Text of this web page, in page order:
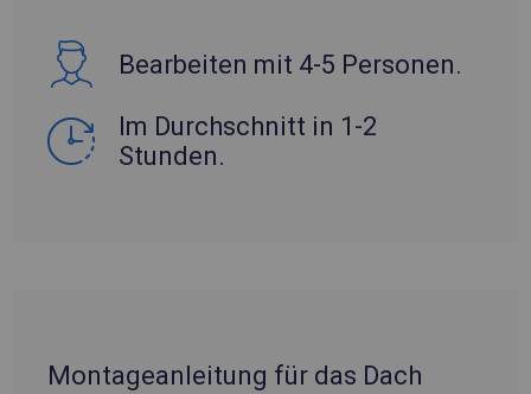
Bearbeiten mit 4-5 Personen.
Im Durchschnitt in 1-2
Stunden.
Montageanleitung für das Dach